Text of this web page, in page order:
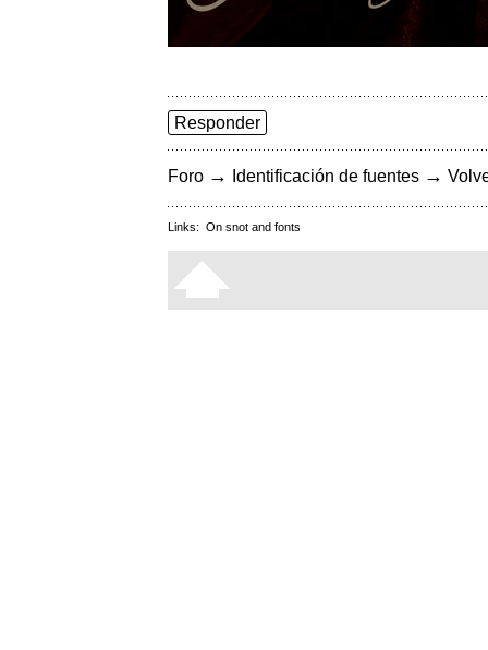
Responder
Foro → Identificación de fuentes →
Links: On snot and fonts